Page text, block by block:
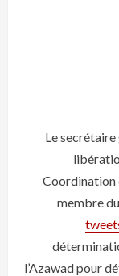
Le
Coordination
membre
l’Azawad pour